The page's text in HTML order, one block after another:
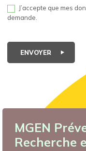
J’accepte que mes
demande.
ENVOYER
MGEN
Recherche